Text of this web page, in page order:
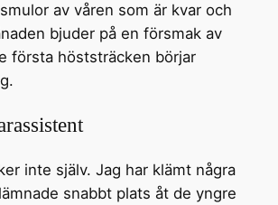
av våren som är kvar och
bjuder på en försmak av
första höststräcken börjar
inte själv. Jag har klämt några
snabbt plats åt de yngre